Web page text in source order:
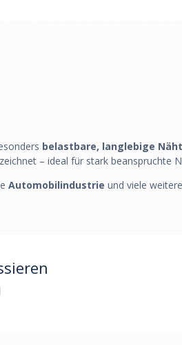
belastbare, langlebige
– ideal für stark beanspruchte
Automobilindustrie und viele